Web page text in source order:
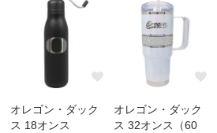
オレゴン・ダック
ス 18オンス
オレゴン・ダック
ス 32オンス（60